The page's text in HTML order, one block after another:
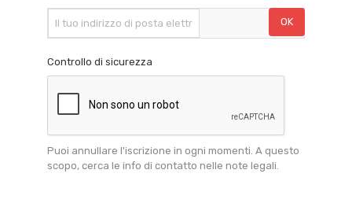
Controllo di sicurezza
Puoi annullare l'iscrizione in ogni momenti. A questo
scopo, cerca le info di contatto nelle note legali.